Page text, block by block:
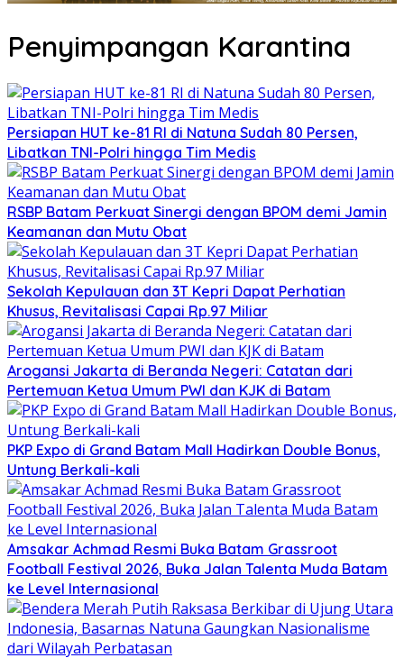
Penyimpangan Karantina
Persiapan HUT ke-81 RI di Natuna Sudah 80 Persen,
Libatkan TNI-Polri hingga Tim Medis
RSBP Batam Perkuat Sinergi dengan BPOM demi Jamin
Keamanan dan Mutu Obat
Sekolah Kepulauan dan 3T Kepri Dapat Perhatian
Khusus, Revitalisasi Capai Rp.97 Miliar
Arogansi Jakarta di Beranda Negeri: Catatan dari
Pertemuan Ketua Umum PWI dan KJK di Batam
PKP Expo di Grand Batam Mall Hadirkan Double Bonus,
Untung Berkali-kali
Amsakar Achmad Resmi Buka Batam Grassroot
Football Festival 2026, Buka Jalan Talenta Muda Batam
ke Level Internasional